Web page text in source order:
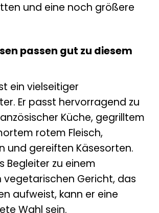
und eine noch größere
passen gut zu diesem
ein vielseitiger
Er passt hervorragend zu
Küche, gegrilltem
rotem Fleisch,
und gereiften Käsesorten.
Begleiter zu einem
vegetarischen Gericht, das
aufweist, kann er eine
Wahl sein.